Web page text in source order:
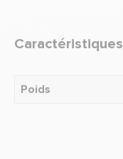
Caractéristiques
Poids